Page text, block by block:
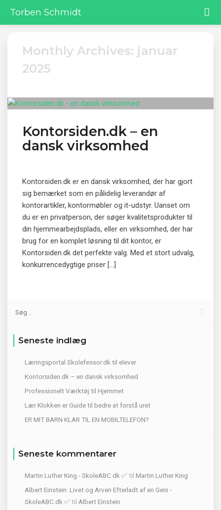
Torben Schmidt
Monthly Archives: januar
2025
Kontorsiden.dk – en
dansk virksomhed
Kontorsiden.dk er en dansk virksomhed, der har gjort
sig bemærket som en pålidelig leverandør af
kontorartikler, kontormøbler og it-udstyr. Uanset om
du er en privatperson, der søger kvalitetsprodukter til
din hjemmearbejdsplads, eller en virksomhed, der har
brug for en komplet løsning til dit kontor, er
Kontorsiden.dk det perfekte valg. Med et stort udvalg,
konkurrencedygtige priser […]
Seneste indlæg
Læringsportal Skolefessor.dk til elever
Kontorsiden.dk – en dansk virksomhed
Professionelt Værktøj til Hjemmet
Lær Klokken er Guide til bedre at forstå uret
ER MIT BARN KLAR TIL EN MOBILTELEFON?
Seneste kommentarer
Martin Luther King - SkoleABC.dk ✅til Martin Luther King
Albert Einstein: Livet og Arven Efterladt af en Geni -
SkoleABC.dk ✅til Albert Einstein